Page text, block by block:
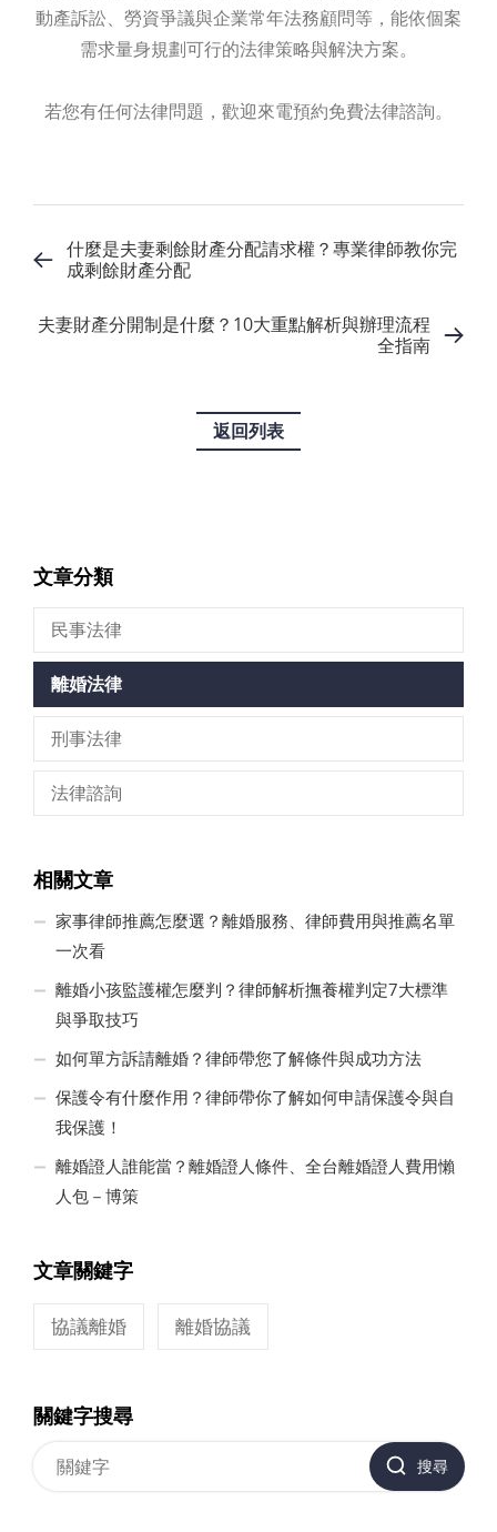
動產訴訟、勞資爭議與企業常年法務顧問等，能依個案
需求量身規劃可行的法律策略與解決方案。
若您有任何法律問題，歡迎來電預約免費法律諮詢。
什麼是夫妻剩餘財產分配請求權？專業律師教你完
成剩餘財產分配
夫妻財產分開制是什麼？10大重點解析與辦理流程
全指南
返回列表
文章分類
民事法律
離婚法律
刑事法律
法律諮詢
相關文章
家事律師推薦怎麼選？離婚服務、律師費用與推薦名單
一次看
離婚小孩監護權怎麼判？律師解析撫養權判定7大標準
與爭取技巧
如何單方訴請離婚？律師帶您了解條件與成功方法
保護令有什麼作用？律師帶你了解如何申請保護令與自
我保護！
離婚證人誰能當？離婚證人條件、全台離婚證人費用懶
人包－博策
文章關鍵字
協議離婚 離婚協議
關鍵字搜尋
搜尋